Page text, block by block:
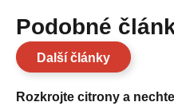
Podobné
Další články
Rozkrojte citrony a